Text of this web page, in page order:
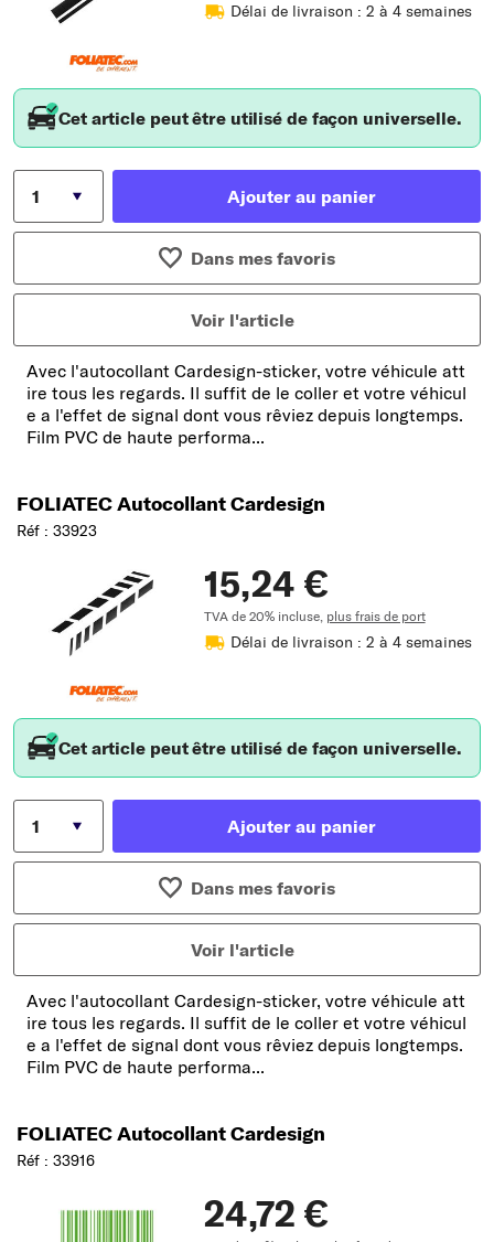
Délai de livraison : 2 à 4 semaines
Cet article peut être utilisé de façon universelle.
Ajouter au panier
Dans mes favoris
Voir l'article
Avec l'autocollant Cardesign-sticker, votre véhicule att
ire tous les regards. Il suffit de le coller et votre véhicul
e a l'effet de signal dont vous rêviez depuis longtemps.
Film PVC de haute performa...
FOLIATEC Autocollant Cardesign
Réf : 33923
15,24 €
TVA de 20% incluse, plus frais de port
Délai de livraison : 2 à 4 semaines
Cet article peut être utilisé de façon universelle.
Ajouter au panier
Dans mes favoris
Voir l'article
Avec l'autocollant Cardesign-sticker, votre véhicule att
ire tous les regards. Il suffit de le coller et votre véhicul
e a l'effet de signal dont vous rêviez depuis longtemps.
Film PVC de haute performa...
FOLIATEC Autocollant Cardesign
Réf : 33916
24,72 €